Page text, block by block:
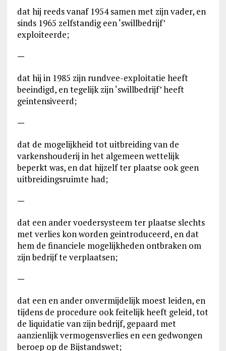
dat hij reeds vanaf 1954 samen met zijn vader, en
sinds 1965 zelfstandig een ‘swillbedrijf’
exploiteerde;
—
dat hij in 1985 zijn rundvee-exploitatie heeft
beeindigd, en tegelijk zijn ‘swillbedrijf’ heeft
geintensiveerd;
—
dat de mogelijkheid tot uitbreiding van de
varkenshouderij in het algemeen wettelijk
beperkt was, en dat hijzelf ter plaatse ook geen
uitbreidingsruimte had;
—
dat een ander voedersysteem ter plaatse slechts
met verlies kon worden geintroduceerd, en dat
hem de financiele mogelijkheden ontbraken om
zijn bedrijf te verplaatsen;
—
dat een en ander onvermijdelijk moest leiden, en
tijdens de procedure ook feitelijk heeft geleid, tot
de liquidatie van zijn bedrijf, gepaard met
aanzienlijk vermogensverlies en een gedwongen
beroep op de Bijstandswet;